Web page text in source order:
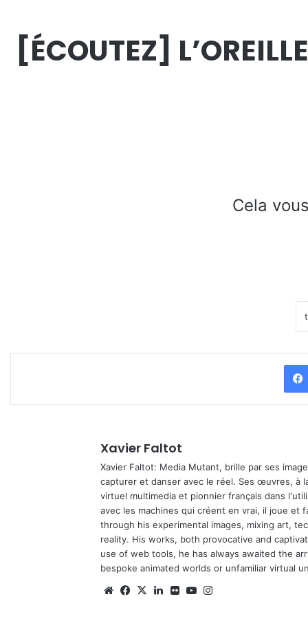
[ÉCOUTEZ]
Cela
Xavier Faltot
Xavier Faltot: Media Mutant, brille par ses
capturer et danser avec le réel. Ses œuvres, à
virtuel multimedia et pionnier français dans
avec les machines qui créent en vrai, il joue et
through his experimental images, mixing art,
reality. His works, both provocative and
use of web tools, he has always awaited the
bespoke animated worlds or unfamiliar virtual
We Fa
X
Lin Fli Yo